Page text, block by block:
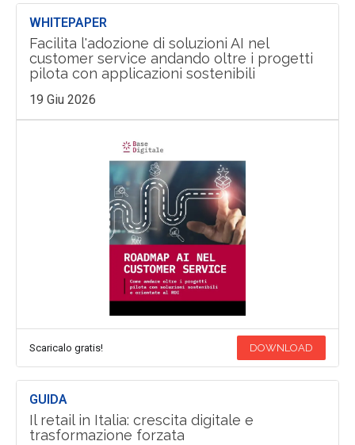
WHITEPAPER
Facilita l'adozione di soluzioni AI nel
customer service andando oltre i progetti
pilota con applicazioni sostenibili
19 Giu 2026
Scaricalo gratis! DOWNLOAD
GUIDA
Il retail in Italia: crescita digitale e
trasformazione forzata